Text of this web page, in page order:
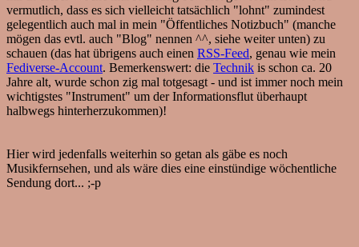
vermutlich, dass es sich vielleicht tatsächlich "lohnt" zumindest
gelegentlich auch mal in mein "Öffentliches Notizbuch" (manche
mögen das evtl. auch "Blog" nennen ^^, siehe weiter unten) zu
schauen (das hat übrigens auch einen RSS-Feed, genau wie mein
Fediverse-Account. Bemerkenswert: die Technik is schon ca. 20
Jahre alt, wurde schon zig mal totgesagt - und ist immer noch mein
wichtigstes "Instrument" um der Informationsflut überhaupt
halbwegs hinterherzukommen)!
Hier wird jedenfalls weiterhin so getan als gäbe es noch
Musikfernsehen, und als wäre dies eine einstündige wöchentliche
Sendung dort... ;-p